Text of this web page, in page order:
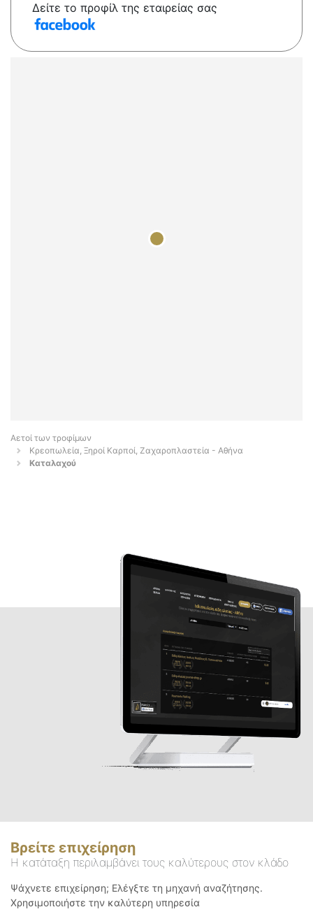
Δείτε το προφίλ της εταιρείας σας
Αετοί των τροφίμων
Κρεοπωλεία, Ξηροί Καρποί, Ζαχαροπλαστεία - Αθήνα
Καταλαχού
Βρείτε επιχείρηση
Η κατάταξη περιλαμβάνει τους καλύτερους στον κλάδο
Ψάχνετε επιχείρηση; Ελέγξτε τη μηχανή αναζήτησης.
Χρησιμοποιήστε την καλύτερη υπηρεσία